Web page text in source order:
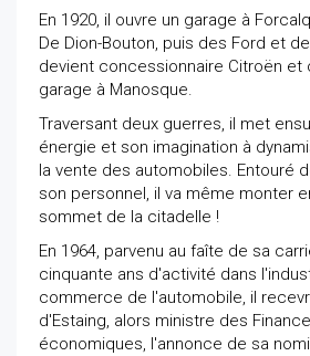
En 1920, il ouvre un garage à
De Dion-Bouton, puis des Ford et
devient concessionnaire Citroën et
garage à Manosque.
Traversant deux guerres, il met
énergie et son imagination à
la vente des automobiles. Entouré
son personnel, il va même monter
sommet de la citadelle !
En 1964, parvenu au faîte de sa
cinquante ans d'activité dans
commerce de l'automobile, il
d'Estaing, alors ministre des
économiques, l'annonce de sa